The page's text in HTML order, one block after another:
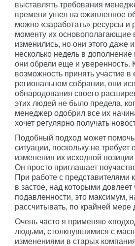
выставлять требования
времени ушел на оживленное
можно «заработать» ресурсы и
моменту их основополагающие
изменились, но они этого даже
несколько недель в
они обрели еще и уверенность.
возможность принять участие
региональном собрании, они
обнародования своего
этих людей не было предела,
менеджер одобрил все их
хочет регулярно получать
Подобный подход может
ситуации, поскольку не
изменения их исходной
Он просто приглашает
При работе с представителями
в застое, над которыми довлеет
подавленности, это максимум,
рассчитывать, по крайней мере
Очень часто я применяю
людьми, столкнувшимися с
изменениями в старых